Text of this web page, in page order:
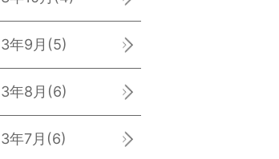
年9月 (5)
年8月 (6)
年7月 (6)